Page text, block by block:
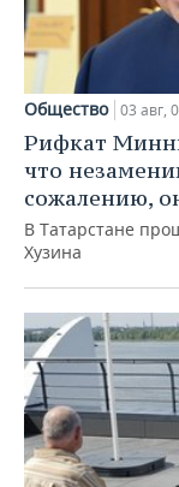
Общество 03 авг,
Рифкат
что
сожалению,
В Татарстане
Хузина